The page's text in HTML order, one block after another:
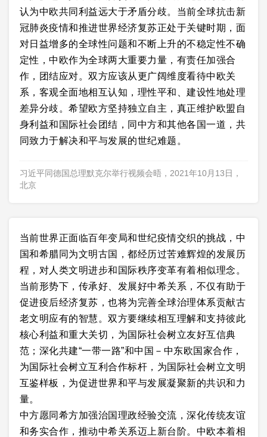
认为中欧共同利益远大于矛盾分歧。当前全球抗击新
冠肺炎疫情和推进世界经济复苏正处于关键时期，面
对日益增多的全球性问题和不断上升的不稳定性不确
定性，中欧作为全球两大重要力量，有责任加强合
作，团结应对。双方应该从更广阔维度看待中欧关
系，客观全面地相互认知，理性平和、建设性地处理
差异分歧。希望欧方坚持独立自主，真正维护欧盟自
身利益和国际社会团结，同中方和其他各国一道，共
同致力于解决和平与发展的世纪难题。
习近平同德国总理默克尔举行视频会晤，2021年10月13日，
北京
当前世界正面临百年变局和世纪疫情交织的挑战，中
国和希腊同为文明古国，都经历过苦难辉煌的发展历
程，对人类文明进步和国际秩序变革有着相似理念。
当前形势下，传承好、发展好中希关系，不仅有助于
促进疫后经济复苏，也将为完善全球治理体系贡献古
老文明应有的智慧。双方要继续相互理解和支持彼此
核心利益和重大关切，为国际社会树立友好互信典
范；深化共建“一带一路”和中国－中东欧国家合作，
为国际社会树立互利合作标杆，为国际社会树立文明
互鉴样板，为促进世界和平与发展凝聚新的共识和力
量。
中方愿同希方加强治国理政经验交流，深化传统友谊
和务实合作，推动中希关系迈上新台阶。中欧本着相